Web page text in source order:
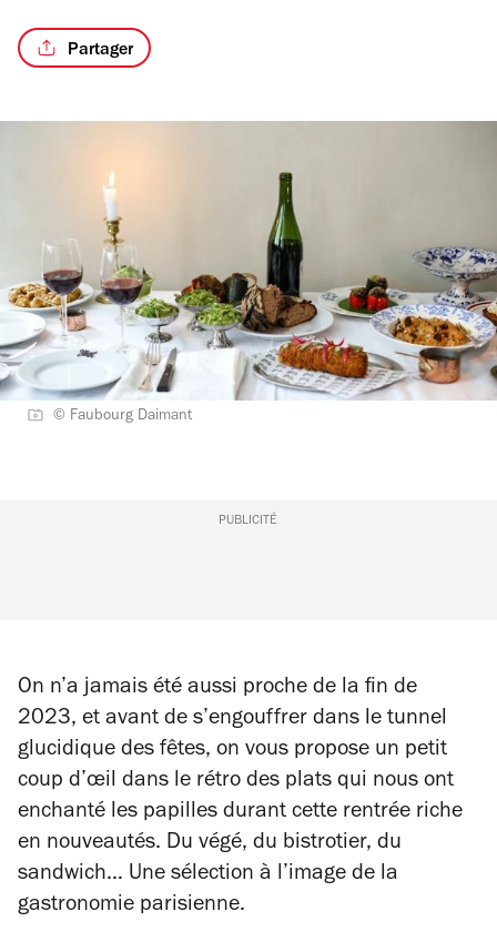
Partager
© Faubourg Daimant
PUBLICITÉ
On n’a jamais été aussi proche de la fin de
2023, et avant de s’engouffrer dans le tunnel
glucidique des fêtes, on vous propose un petit
coup d’œil dans le rétro des plats qui nous ont
enchanté les papilles durant cette rentrée riche
en nouveautés. Du végé, du bistrotier, du
sandwich… Une sélection à l’image de la
gastronomie parisienne.